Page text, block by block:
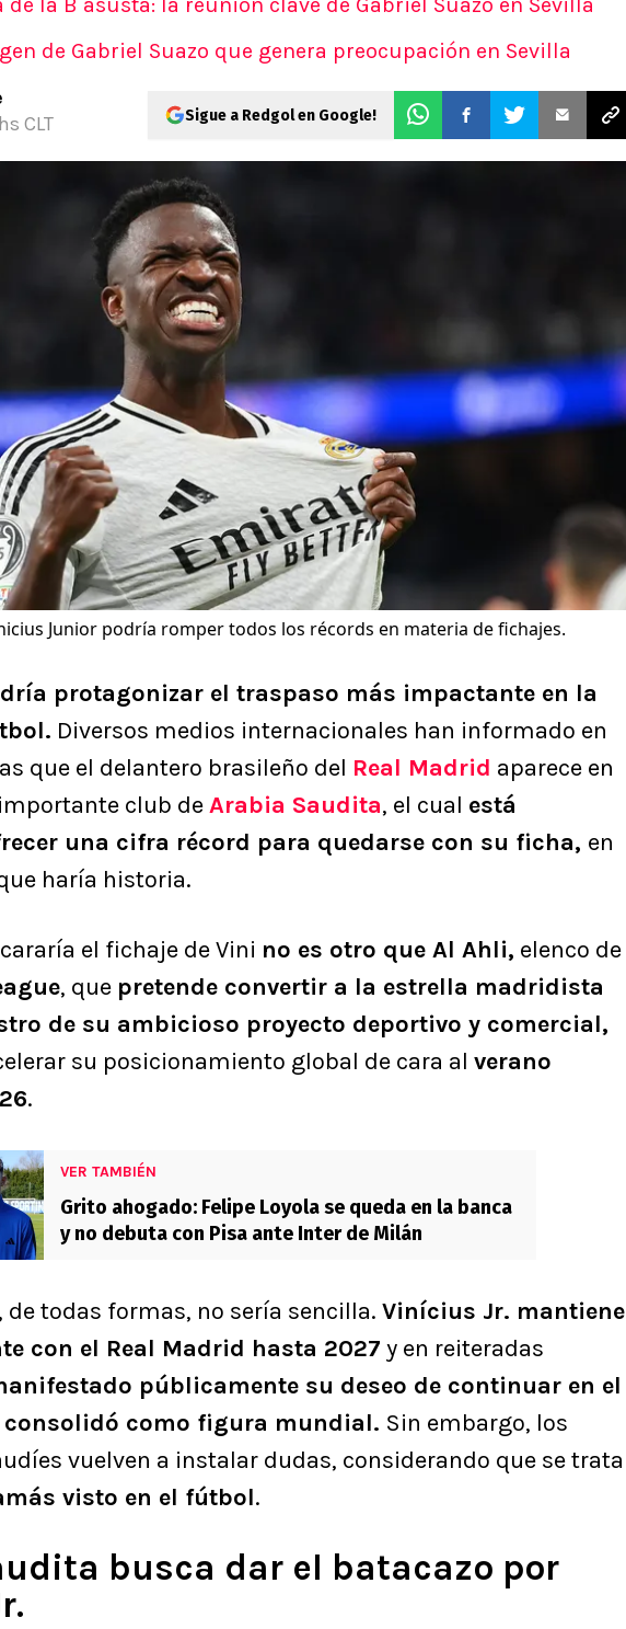
de Gabriel Suazo que genera preocupación en Sevilla
CLT
Sigue a Redgol en Google!
Junior podría romper todos los récords en materia de fichajes.
protagonizar el traspaso más impactante en la
Diversos medios internacionales han informado en
que el delantero brasileño del Real Madrid aparece en
club deArabia Saudita, el cual está
una cifra récord para quedarse con su ficha, en
haría historia.
el fichaje de Vini no es otro que Al Ahli, elenco de
, que pretende convertir a la estrella madridista
de su ambicioso proyecto deportivo y comercial,
su posicionamiento global de cara al verano
.
VER TAMBIÉN
Grito ahogado: Felipe Loyola se queda en la banca
y no debuta con Pisa ante Inter de Milán
de todas formas, no sería sencilla. Vinícius Jr. mantiene
con el Real Madrid hasta 2027 y en reiteradas
públicamente su deseo de continuar en el
consolidó como figura mundial. Sin embargo, los
vuelven a instalar dudas, considerando que se trata
visto en el fútbol.
busca dar el batacazo por